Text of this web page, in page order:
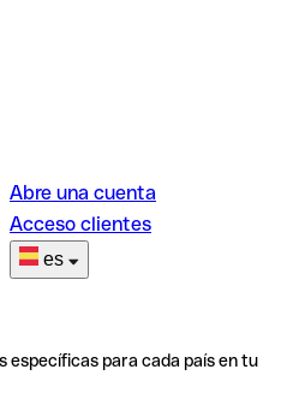
Abre una cuenta
Acceso clientes
es
específicas para cada país en tu